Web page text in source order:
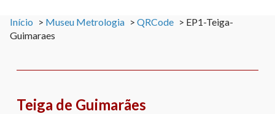
Início > Museu Metrologia > QRCode > EP1-Teiga-
Guimaraes
Teiga de Guimarães